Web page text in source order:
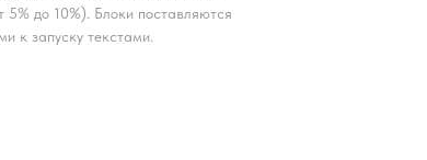
до 10%). Блоки поставляются
к запуску текстами.